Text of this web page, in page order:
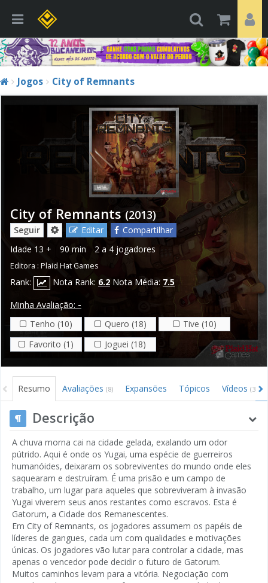
Jogos City of Remnants
City of Remnants (2013)
Seguir Editar
Compartilhar
Idade 13 + 90 min 2 a 4 jogadores
Editora : Plaid Hat Games
Rank: Nota Rank: 6.2 Nota Média: 7.5
Minha Avaliação: -
Tenho (10)
Quero (18)
Tive (10)
Favorito (1)
Joguei (18)
Resumo Avaliações (8) Expansões Tópicos Vídeos (3)
Descrição
A chuva morna cai na cidade gelada, exalando um odor
pútrido. Aqui é onde os Yugai, uma espécie de guerreiros
humanóides, deixaram os sobreviventes do mundo onde eles
saquearam e destruíram. É uma prisão e um campo de
trabalho, um lugar para aqueles que sobreviveram à invasão
Yugai viverem seus anos restantes como escravos. Esta é
Gatorum, a Cidade dos Remanescentes.
Em City of Remnants, os jogadores assumem os papéis de
líderes de gangues, cada um com qualidades e motivações
únicas. Os jogadores vão lutar para controlar a cidade, mas
apenas o vencedor pode decidir o futuro de Gatorum.
Muitos caminhos levam para a vitória. Negociação com